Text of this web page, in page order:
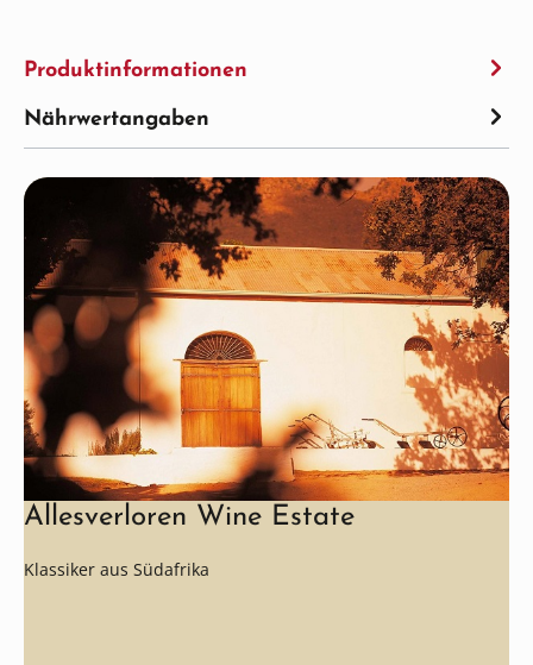
Produktinformationen
Nährwertangaben
Allesverloren Wine Estate
Klassiker aus Südafrika